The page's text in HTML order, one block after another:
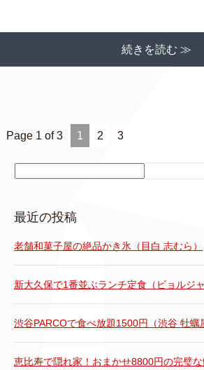
続きを読む ≫
Page 1 of 3 1 2 3
最近の投稿
老舗和菓子屋の絶品かき氷（目白 志むら）
新大久保で1番並ぶランチ定食（ビョルジ
渋谷PARCOで食べ放題1500円（渋谷 牡蠣
恵比寿で隠れ家！おまかせ8800円の完璧